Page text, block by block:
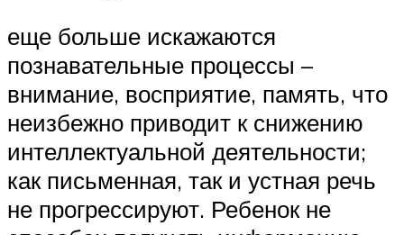
еще больше искажаются
познавательные процессы –
внимание, восприятие, память, что
неизбежно приводит к снижению
интеллектуальной деятельности;
как письменная, так и устная речь
не прогрессируют. Ребенок не